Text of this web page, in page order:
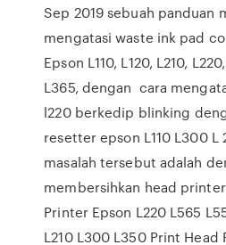
Sep 2019 sebuah panduan
mengatasi waste ink pad
Epson L110, L120, L210,
L365, dengan cara
l220 berkedip blinking
resetter epson L110 L300 L
masalah tersebut adalah
membersihkan head
Printer Epson L220 L565
L210 L300 L350 Print Head